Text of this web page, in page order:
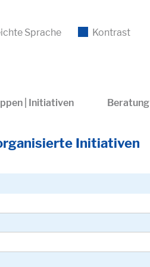
Sprache Kontrast
| Initiativen Beratung
Initiativen